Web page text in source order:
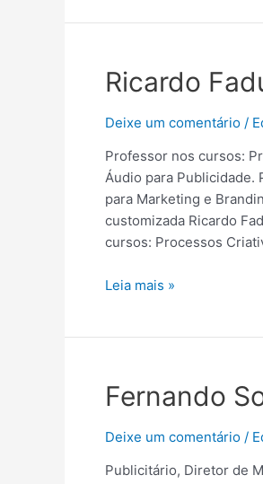
Ricardo
Deixe um comentário /
Professor nos cursos:
Áudio para Publicidade.
para Marketing e
customizada Ricardo
cursos: Processos
Leia mais »
Fernando
Deixe um comentário /
Publicitário, Diretor de